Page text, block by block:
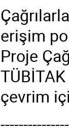
erişim
Proje
çevrim